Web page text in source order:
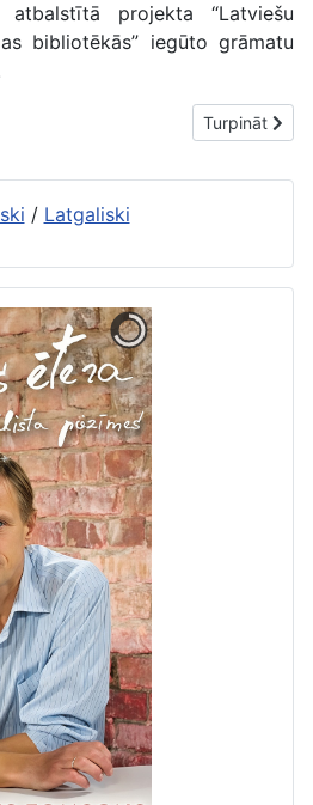
projekta “Latviešu
bibliotēkās” iegūto grāmatu
uz Bibliotēku nedēļas aktivitātēm
Nākamais
Turpināt
/ Latgaliski